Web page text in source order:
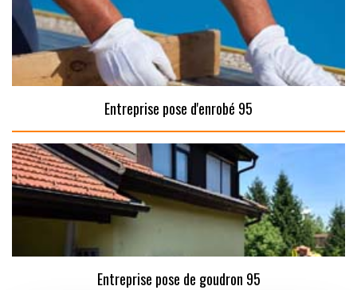
Entreprise pose d'enrobé 95
Entreprise pose de goudron 95